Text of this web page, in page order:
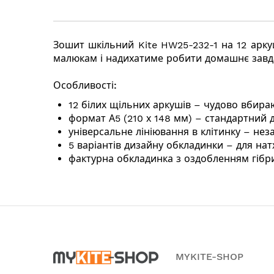
Зошит шкільний Kite HW25-232-1 на 12
малюкам і надихатиме робити домашнє
Особливості:
12 білих щільних аркушів – чудово
формат А5 (210 х 148 мм) – стандартний
універсальне лініювання в клітинку –
5 варіантів дизайну обкладинки – для
фактурна обкладинка з оздобленням
MYKITE-SHOP